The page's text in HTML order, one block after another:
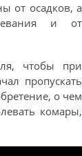
от осадков, а
и от
чтобы при
пропускать
о чем
комары,